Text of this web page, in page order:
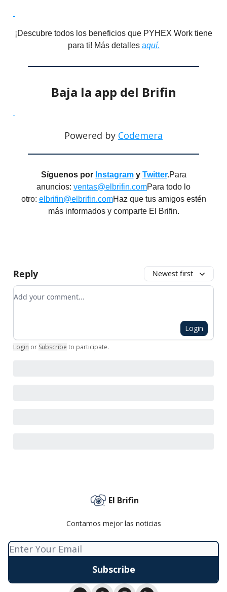
¡Descubre todos los beneficios que PYHEX Work tiene
para ti! Más detalles aquí.
Baja la app del Brifin
Powered by Codemera
Síguenos por Instagramy Twitter.Para
anuncios: ventas@elbrifin.comPara todo lo
otro: elbrifin@elbrifin.comHaz que tus amigos estén
más informados y comparte El Brifin.
Reply Newest first
Add your comment
Login
Login or Subscribe to participate.
El Brifin
Contamos mejor las noticias